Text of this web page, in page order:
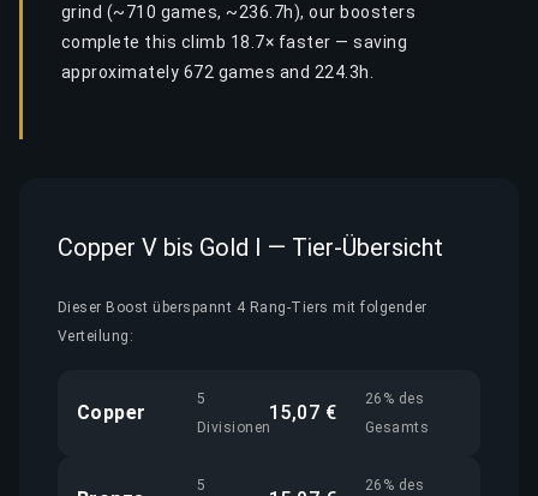
grind (~710 games, ~236.7h), our boosters
complete this climb 18.7× faster — saving
approximately 672 games and 224.3h.
Copper V bis Gold I — Tier-Übersicht
Dieser Boost überspannt 4 Rang-Tiers mit folgender
Verteilung:
Copper
5
Divisionen
15,07 €
26% des
Gesamts
5
26% des